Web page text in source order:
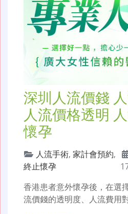
深圳人流價錢
人流價格透明
懷孕
人流手術, 家計會預約,
終止懷孕
香港患者意外懷孕後，在選
流價錢的透明度、人流費